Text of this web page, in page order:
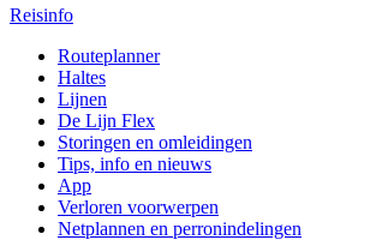
Reisinfo
Routeplanner
Haltes
Lijnen
De Lijn Flex
Storingen en omleidingen
Tips, info en nieuws
App
Verloren voorwerpen
Netplannen en perronindelingen